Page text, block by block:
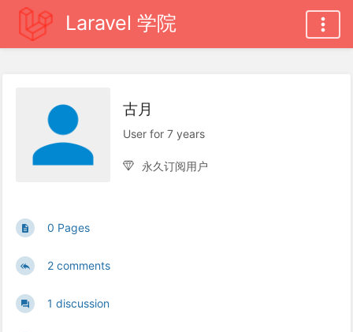
Laravel 学院
古月
User for 7 years
永久订阅用户
0 Pages
2 comments
1 discussion